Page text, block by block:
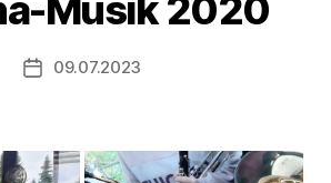
Musik 2020
Veröffentlichungsdatum
09.07.2023